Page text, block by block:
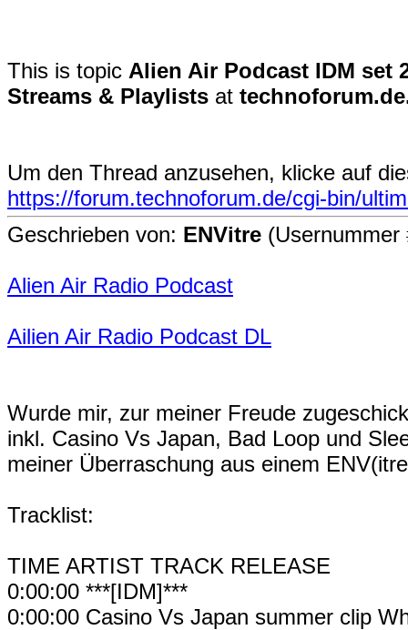
This is topic Alien Air Podcast IDM set
Streams & Playlists at
Um den Thread anzusehen, klicke auf
https://forum.technoforum.de/cgi-bin/
Geschrieben von: ENVitre
Alien Air Radio Podcast
Ailien Air Radio Podcast DL
Wurde mir, zur meiner Freude
inkl. Casino Vs Japan, Bad Loop und
meiner Überraschung aus einem
Tracklist:
TIME ARTIST TRACK RELEASE
0:00:00 ***[IDM]***
0:00:00 Casino Vs Japan summer clip